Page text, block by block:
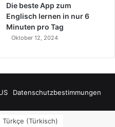
Die beste App zum
Englisch lernen in nur 6
Minuten pro Tag
Oktober 12, 2024
Datenschutzbestimmungen
Türkçe (Türkisch)